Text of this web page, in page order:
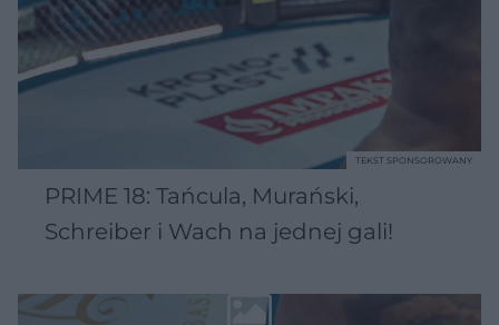
PRIME 18: Tańcula, Murański,
Schreiber i Wach na jednej gali!
TEKST SPONSOROWANY